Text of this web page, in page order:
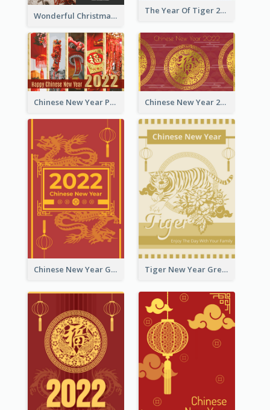
The Year Of Tiger 2022 Golden Greeting Card
Wonderful Christmas Greeting Card
Chinese New Year Photo Greeting Card Chinese New Year 2022 Golden Greeting Card
Chinese New Year Greeting Card With Graphic Decorations Tiger New Year Greeting Card With Decorations